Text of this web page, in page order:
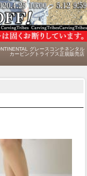
グレースコンチネンタル
カービングトライブス正規販売店